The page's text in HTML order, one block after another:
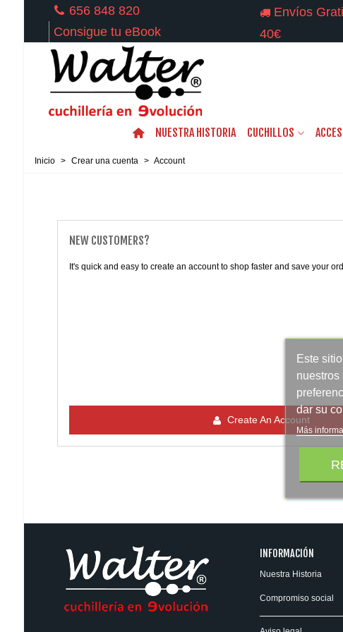
656 848 820
Consigue tu eBook
Envíos
40€
NUESTRA HISTORIA CUCHILLOS
Inicio > Crear una cuenta > Account
NEW CUSTOMERS?
It's quick and easy to create an account to shop faster and save your
Create An Account
INFORMACIÓN
Nuestra Historia
Compromiso social
Este
dar su
Más